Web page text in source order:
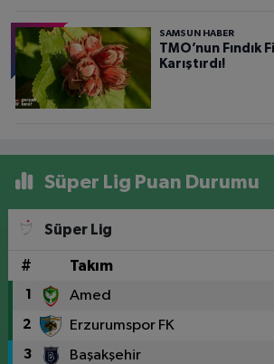
SAMSUN HABER
TMO’nun Fındık
Karıştırdı!
Süper Lig Puan Durumu
Süper Lig
# Takım
1 Amed
2 Erzurumspor FK
3 Başakşehir